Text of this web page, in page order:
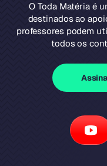
O Toda Matéria é
destinados ao
professores podem
todos os